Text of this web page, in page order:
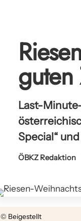
guten
Last-
Special“
ÖBKZ Redaktion
© Beigestellt